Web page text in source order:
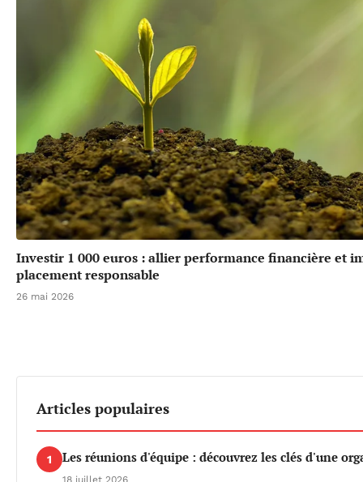
Investir 1 000 euros : allier performance financière et
placement responsable
26 mai 2026
Articles populaires
1 Les réunions d'équipe : découvrez les clés d'une